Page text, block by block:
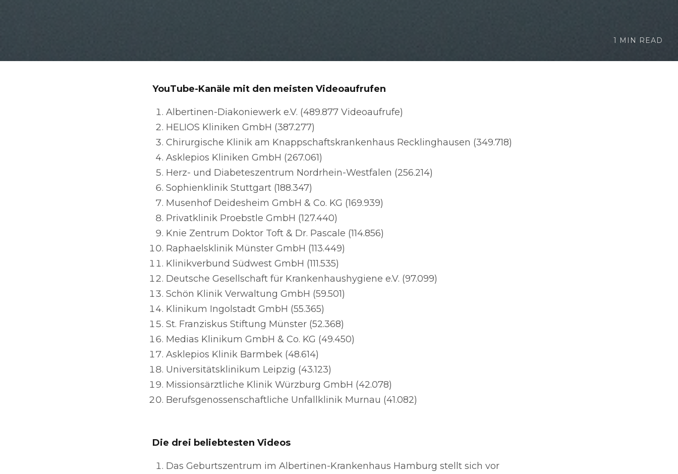
1 MIN READ
YouTube-Kanäle mit den meisten Videoaufrufen
Albertinen-Diakoniewerk e.V. (489.877 Videoaufrufe)
HELIOS Kliniken GmbH (387.277)
Chirurgische Klinik am Knappschaftskrankenhaus Recklinghausen (349.718)
Asklepios Kliniken GmbH (267.061)
Herz- und Diabeteszentrum Nordrhein-Westfalen (256.214)
Sophienklinik Stuttgart (188.347)
Musenhof Deidesheim GmbH & Co. KG (169.939)
Privatklinik Proebstle GmbH (127.440)
Knie Zentrum Doktor Toft & Dr. Pascale (114.856)
Raphaelsklinik Münster GmbH (113.449)
Klinikverbund Südwest GmbH (111.535)
Deutsche Gesellschaft für Krankenhaushygiene e.V. (97.099)
Schön Klinik Verwaltung GmbH (59.501)
Klinikum Ingolstadt GmbH (55.365)
St. Franziskus Stiftung Münster (52.368)
Medias Klinikum GmbH & Co. KG (49.450)
Asklepios Klinik Barmbek (48.614)
Universitätsklinikum Leipzig (43.123)
Missionsärztliche Klinik Würzburg GmbH (42.078)
Berufsgenossenschaftliche Unfallklinik Murnau (41.082)
Die drei beliebtesten Videos
Das Geburtszentrum im Albertinen-Krankenhaus Hamburg stellt sich vor